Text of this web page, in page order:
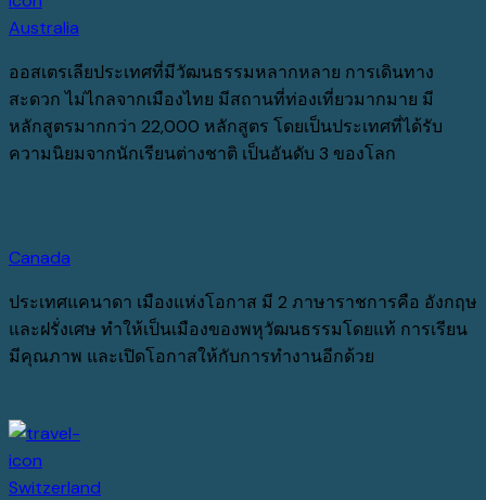
Australia
ออสเตรเลียประเทศที่มีวัฒนธรรมหลากหลาย การเดินทาง
สะดวก ไม่ไกลจากเมืองไทย มีสถานที่ท่องเที่ยวมากมาย มี
หลักสูตรมากกว่า 22,000 หลักสูตร โดยเป็นประเทศที่ได้รับ
ความนิยมจากนักเรียนต่างชาติ เป็นอันดับ 3 ของโลก
Canada
ประเทศแคนาดา เมืองแห่งโอกาส มี 2 ภาษาราชการคือ อังกฤษ
และฝรั่งเศษ ทำให้เป็นเมืองของพหุวัฒนธรรมโดยแท้ การเรียน
มีคุณภาพ และเปิดโอกาสให้กับการทำงานอีกด้วย
Switzerland